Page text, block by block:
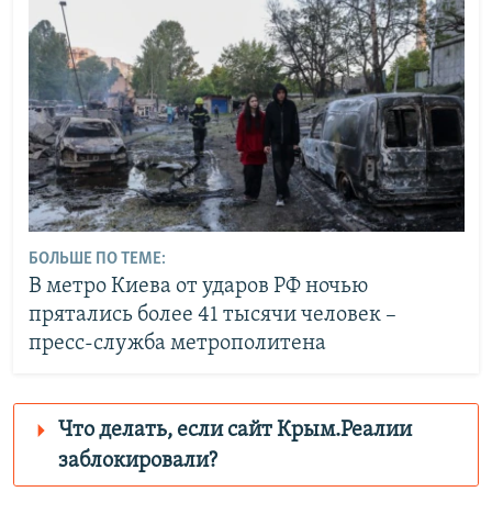
БОЛЬШЕ ПО ТЕМЕ:
В метро Киева от ударов РФ ночью
прятались более 41 тысячи человек –
пресс-служба метрополитена
Что делать, если сайт Крым.Реалии
заблокировали?